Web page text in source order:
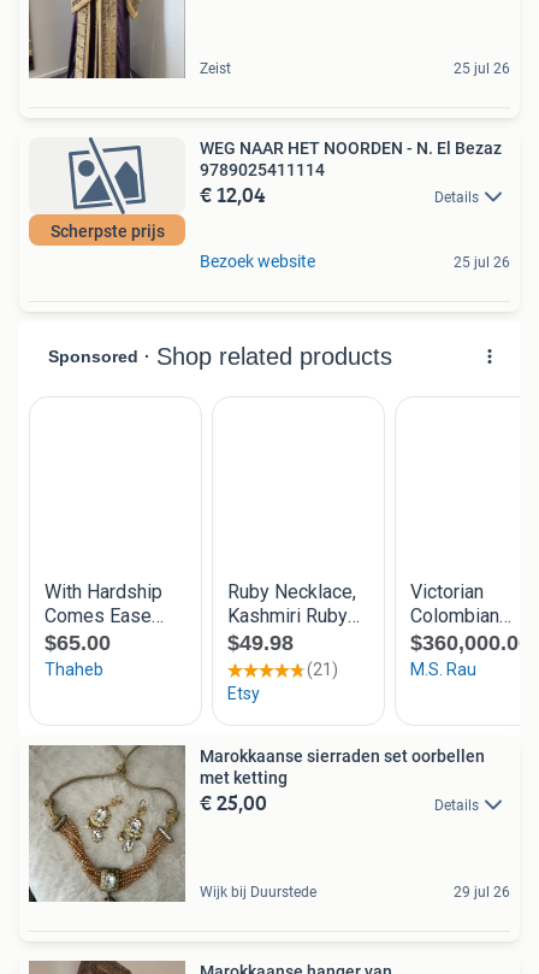
Zeist 25 jul 26
Scherpste prijs
WEG NAAR HET NOORDEN - N. El Bezaz
9789025411114
€ 12,04 Details
Bezoek website 25 jul 26
Marokkaanse sierraden set oorbellen
met ketting
€ 25,00 Details
Wijk bij Duurstede 29 jul 26